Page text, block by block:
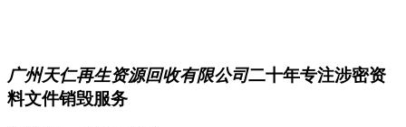
广州天仁再生资源回收有限公司二十年专注涉密资
料文件销毁服务